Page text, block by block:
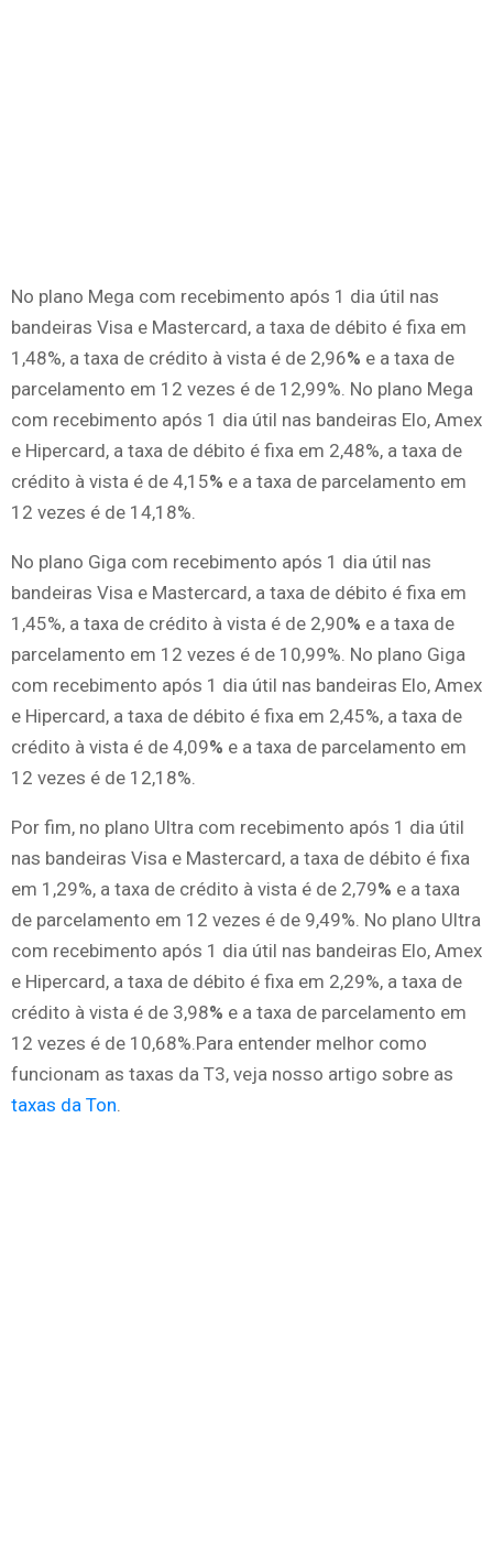
No plano Mega com recebimento após 1 dia útil nas
bandeiras Visa e Mastercard, a taxa de débito é fixa em
1,48%, a taxa de crédito à vista é de 2,96% e a taxa de
parcelamento em 12 vezes é de 12,99%. No plano Mega
com recebimento após 1 dia útil nas bandeiras Elo, Amex
e Hipercard, a taxa de débito é fixa em 2,48%, a taxa de
crédito à vista é de 4,15% e a taxa de parcelamento em
12 vezes é de 14,18%.
No plano Giga com recebimento após 1 dia útil nas
bandeiras Visa e Mastercard, a taxa de débito é fixa em
1,45%, a taxa de crédito à vista é de 2,90% e a taxa de
parcelamento em 12 vezes é de 10,99%. No plano Giga
com recebimento após 1 dia útil nas bandeiras Elo, Amex
e Hipercard, a taxa de débito é fixa em 2,45%, a taxa de
crédito à vista é de 4,09% e a taxa de parcelamento em
12 vezes é de 12,18%.
Por fim, no plano Ultra com recebimento após 1 dia útil
nas bandeiras Visa e Mastercard, a taxa de débito é fixa
em 1,29%, a taxa de crédito à vista é de 2,79% e a taxa
de parcelamento em 12 vezes é de 9,49%. No plano Ultra
com recebimento após 1 dia útil nas bandeiras Elo, Amex
e Hipercard, a taxa de débito é fixa em 2,29%, a taxa de
crédito à vista é de 3,98% e a taxa de parcelamento em
12 vezes é de 10,68%.Para entender melhor como
funcionam as taxas da T3, veja nosso artigo sobre as
taxas da Ton.